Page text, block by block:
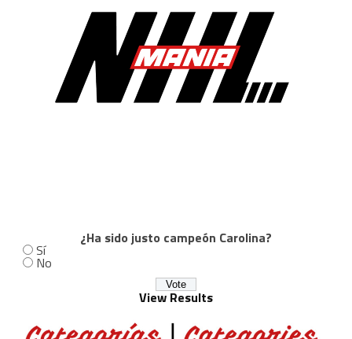
¿Ha sido justo campeón Carolina?
Sí
No
View Results